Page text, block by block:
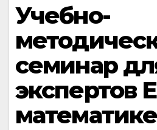
Учебно-
семинар
экспертов
математике